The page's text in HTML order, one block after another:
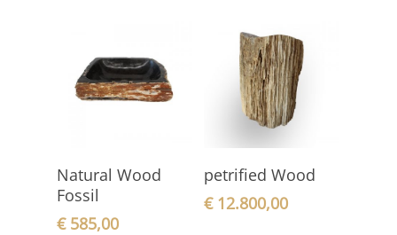
In den
Warenkorb
Natural Wood
Fossil
€585,00
In den
Warenkorb
petrified Wood
€12.800,00